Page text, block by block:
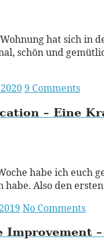
hat sich in
schön und
9 Comments
– Eine
habe ich euch
habe. Also den
No Comments
Improvement